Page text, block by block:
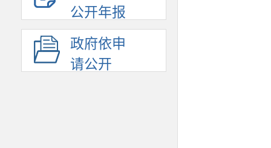
公开年报
政府依申
请公开